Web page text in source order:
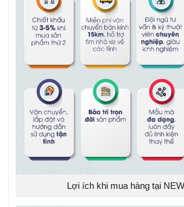
Lợi ích khi mua hàng tại